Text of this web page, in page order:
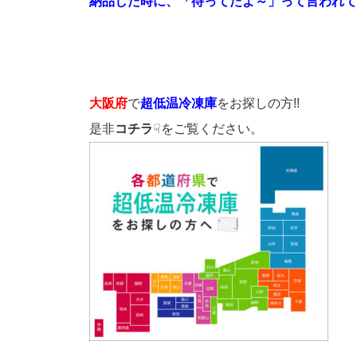
大阪府で超低温冷凍庫をお探しの方!!
是非コチラ☟をご覧ください。